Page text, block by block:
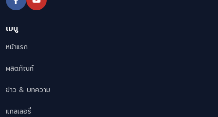
เมนู
หน้าแรก
ผลิตภัณฑ์
ข่าว & บทความ
แกลเลอรี่